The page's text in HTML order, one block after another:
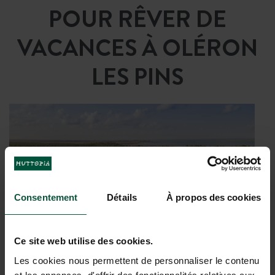
Consentement Détails À propos des cookies
Ce site web utilise des cookies.
Les cookies nous permettent de personnaliser le contenu
POUR RÊVER DE
VACANCES À OLÉRON
LES PINS